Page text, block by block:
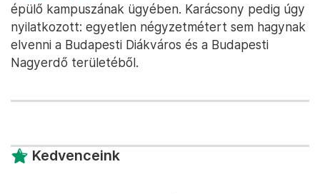
épülő kampuszának ügyében. Karácsony pedig úgy
nyilatkozott: egyetlen négyzetmétert sem hagynak
elvenni a Budapesti Diákváros és a Budapesti
Nagyerdő területéből.
Kedvenceink